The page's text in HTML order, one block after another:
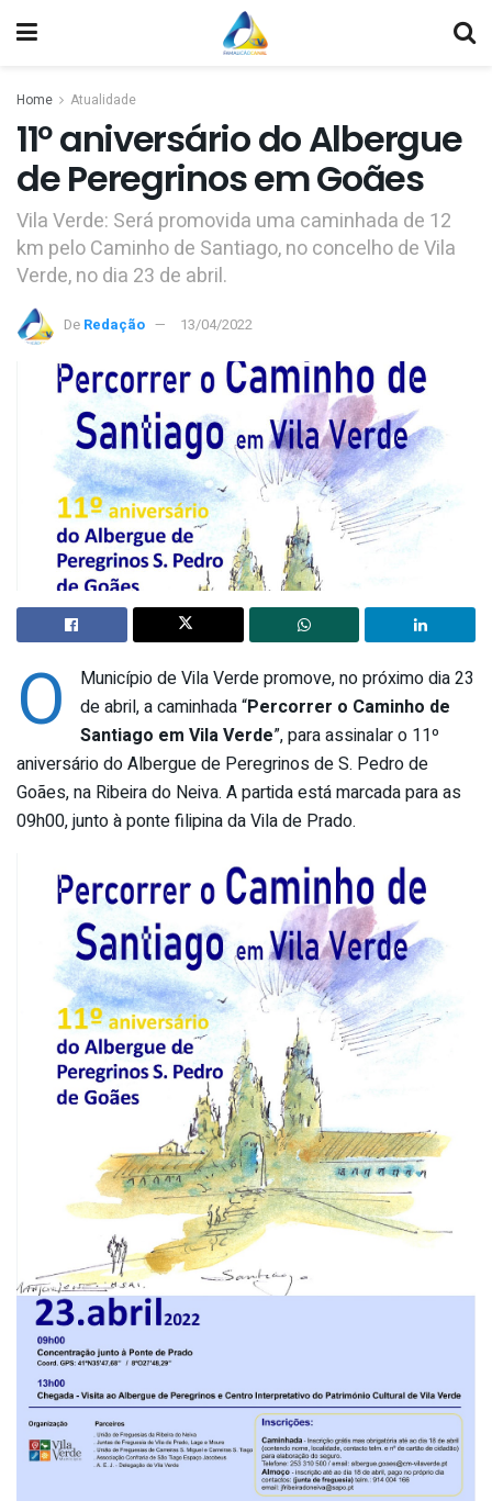
Home Atualidade
11º aniversário do Albergue
de Peregrinos em Goães
Vila Verde: Será promovida uma caminhada de 12
km pelo Caminho de Santiago, no concelho de Vila
Verde, no dia 23 de abril.
De Redação 13/04/2022
O
Município de Vila Verde promove, no próximo dia 23
de abril, a caminhada “Percorrer o Caminho de
Santiago em Vila Verde”, para assinalar o 11º
aniversário do Albergue de Peregrinos de S. Pedro de
Goães, na Ribeira do Neiva. A partida está marcada para as
09h00, junto à ponte filipina da Vila de Prado.